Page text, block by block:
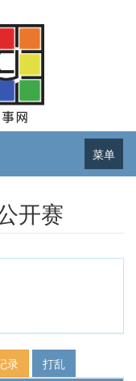
菜单
开赛
录
打乱